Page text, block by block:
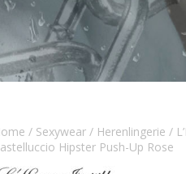
/ Sexywear / Herenlingerie /
Hipster Push-Up Rose